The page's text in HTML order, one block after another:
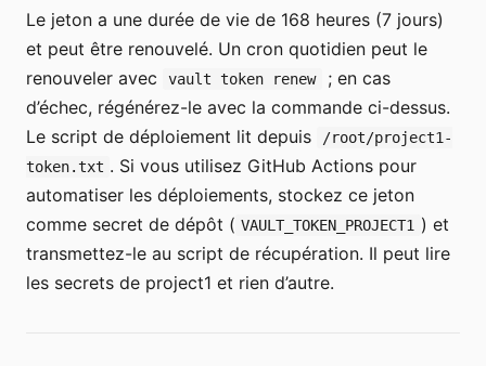
Le jeton a une durée de vie de 168 heures (7 jours)
et peut être renouvelé. Un cron quotidien peut le
renouveler avec
vault token renew
; en cas
d’échec, régénérez-le avec la commande ci-dessus.
Le script de déploiement lit depuis
/root/project1-
token.txt . Si vous utilisez GitHub Actions pour
automatiser les déploiements, stockez ce jeton
comme secret de dépôt ( VAULT_TOKEN_PROJECT1 ) et
transmettez-le au script de récupération. Il peut lire
les secrets de project1 et rien d’autre.